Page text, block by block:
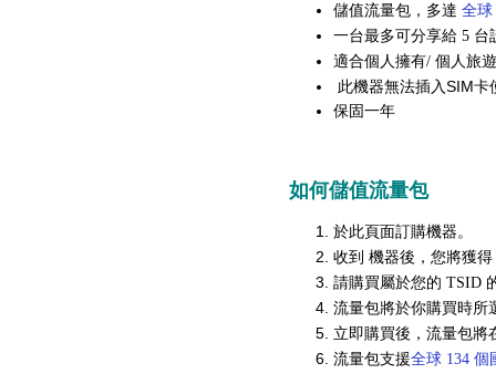
儲值流量包，多達 全
一台最多可分享給 5 台
適合個人擁有/ 個人旅
此機器無法插入SIM卡
保固一年
如何儲值流量包
於此頁面訂購機器。
收到 機器後，您將獲
請購買屬於您的 TSID
流量包將於你購買時所
立即購買後，流量包將
流量包支援全球 134 個